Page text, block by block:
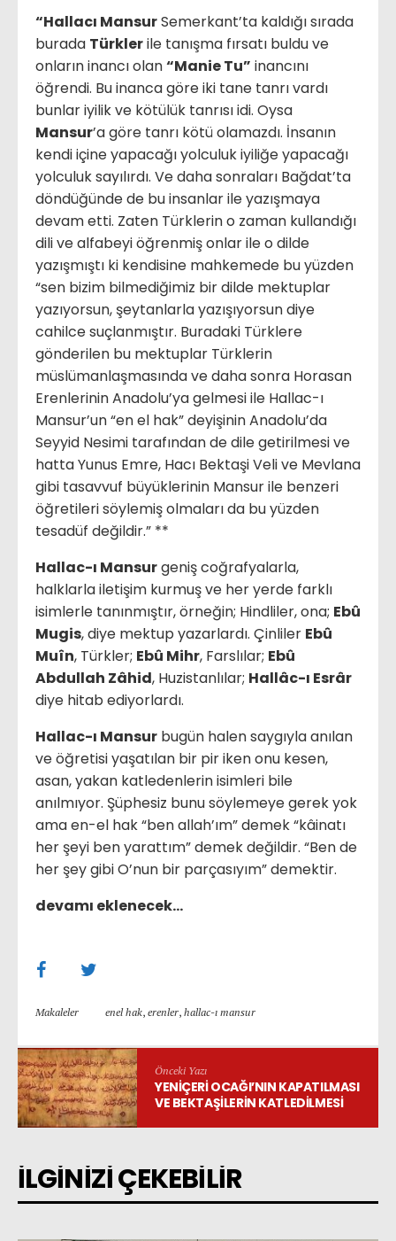
“Hallacı MansurSemerkant’ta kaldığı sırada
burada Türklerile tanışma fırsatı buldu ve
onların inancı olan“Manie Tu” inancını
öğrendi. Bu inanca göre iki tane tanrı vardı
bunlar iyilik ve kötülük tanrısı idi. Oysa
Mansur’a göre tanrı kötü olamazdı. İnsanın
kendi içine yapacağı yolculuk iyiliğe yapacağı
yolculuk sayılırdı. Ve daha sonraları Bağdat’ta
döndüğünde de bu insanlar ile yazışmaya
devam etti. Zaten Türklerin o zaman kullandığı
dili ve alfabeyi öğrenmiş onlar ile o dilde
yazışmıştı ki kendisine mahkemede bu yüzden
“sen bizim bilmediğimiz bir dilde mektuplar
yazıyorsun, şeytanlarla yazışıyorsun diye
cahilce suçlanmıştır. Buradaki Türklere
gönderilen bu mektuplar Türklerin
müslümanlaşmasında ve daha sonra Horasan
Erenlerinin Anadolu’ya gelmesi ile Hallac-ı
Mansur’un “en el hak” deyişinin Anadolu’da
Seyyid Nesimi tarafından de dile getirilmesi ve
hatta Yunus Emre, Hacı Bektaşi Veli ve Mevlana
gibi tasavvuf büyüklerinin Mansur ile benzeri
öğretileri söylemiş olmaları da bu yüzden
tesadüf değildir.” **
Hallac-ı Mansurgeniş coğrafyalarla,
halklarla iletişim kurmuş ve her yerde farklı
isimlerle tanınmıştır, örneğin; Hindliler, ona; Ebû
Mugis, diye mektup yazarlardı. Çinliler Ebû
Muîn, Türkler; Ebû Mihr, Farslılar; Ebû
Abdullah Zâhid, Huzistanlılar; Hallâc-ı Esrâr
diye hitab ediyorlardı.
Hallac-ı Mansur bugün halen saygıyla anılan
ve öğretisi yaşatılan bir pir iken onu kesen,
asan, yakan katledenlerin isimleri bile
anılmıyor. Şüphesiz bunu söylemeye gerek yok
ama en-el hak “ben allah’ım” demek “kâinatı
her şeyi ben yarattım” demek değildir. “Ben de
her şey gibi O’nun bir parçasıyım” demektir.
devamı eklenecek…
Makaleler enel hak, erenler, hallac-ı mansur
Önceki Yazı
YENIÇERI OCAĞI’NIN KAPATILMASI
VE BEKTAŞILERIN KATLEDILMESI
İLGİNİZİ ÇEKEBİLİR